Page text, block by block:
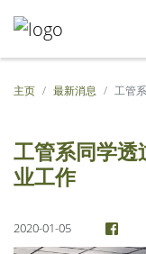
主页 最新消息 工管
工管系同学透
业工作
2020-01-05